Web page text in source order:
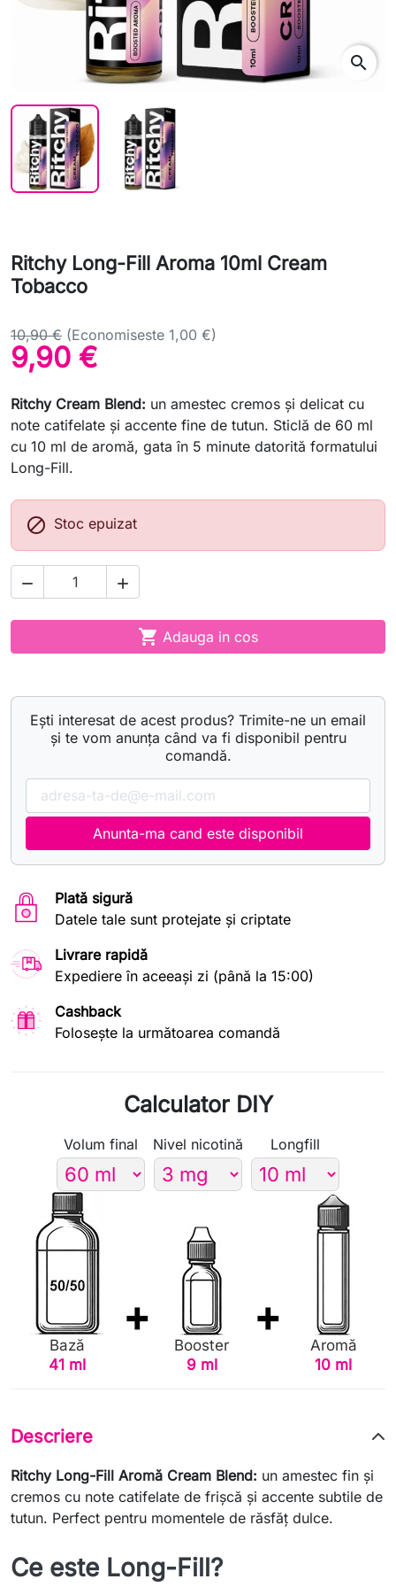
Ritchy Long-Fill Aroma 10ml Cream
Tobacco
10,90 € (Economiseste 1,00 €)
9,90 €
Ritchy Cream Blend: un amestec cremos și delicat cu
note catifelate și accente fine de tutun. Sticlă de 60 ml
cu 10 ml de aromă, gata în 5 minute datorită formatului
Long-Fill.
 Stoc epuizat
 
 Adauga in cos
Ești interesat de acest produs? Trimite-ne un email
și te vom anunța când va fi disponibil pentru
comandă.
Anunta-ma cand este disponibil
Plată sigură
Datele tale sunt protejate și criptate
Livrare rapidă
Expediere în aceeași zi (până la 15:00)
Cashback
Folosește la următoarea comandă
Calculator DIY
Volum final Nivel nicotină Longfill
Bază
41 ml
Booster
9 ml
Aromă
10 ml
Descriere
Ritchy Long-Fill Aromă Cream Blend: un amestec fin și
cremos cu note catifelate de frișcă și accente subtile de
tutun. Perfect pentru momentele de răsfăț dulce.
Ce este Long-Fill?